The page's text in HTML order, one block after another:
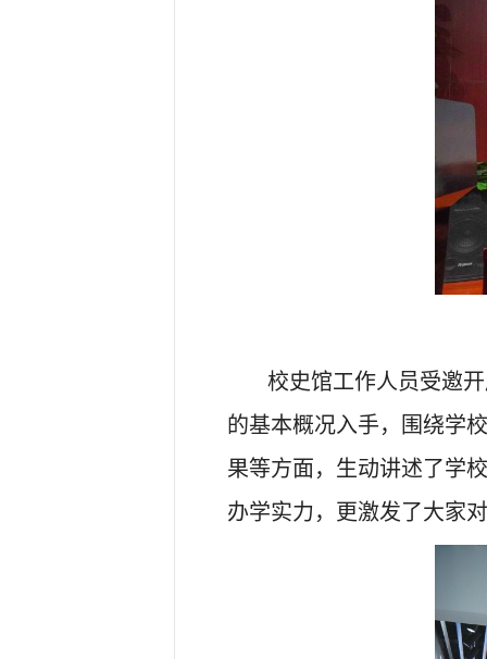
校史馆工作人员受邀
的基本概况入手，围绕学
果等方面，生动讲述了学
办学实力，更激发了大家